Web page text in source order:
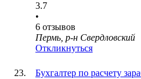
3.7
•
6 отзывов
Пермь, р-н Свердловский
Откликнуться
Бухгалтер по расчету